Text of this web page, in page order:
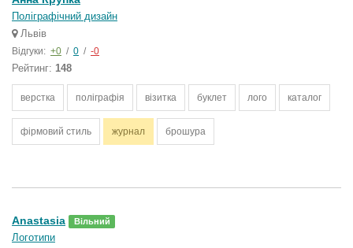
Поліграфічний дизайн
Львів
Відгуки: +0 / 0 / -0
Рейтинг: 148
верстка поліграфія візитка буклет лого каталог
фірмовий стиль журнал брошура
Anastasia Вільний
Логотипи